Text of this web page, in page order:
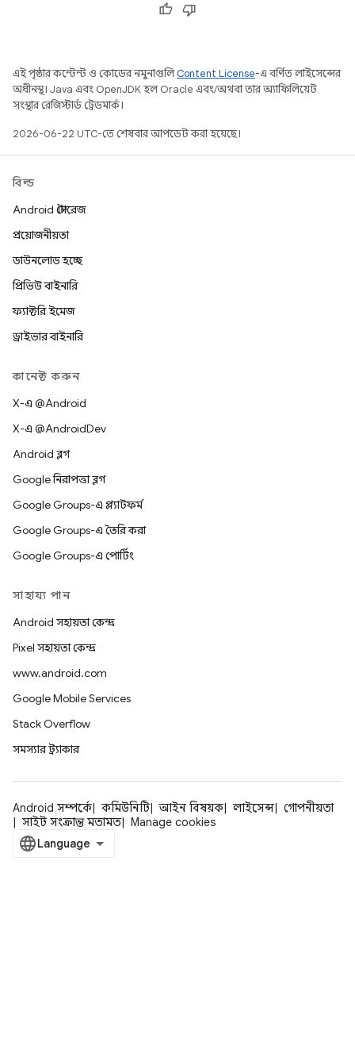
এই পৃষ্ঠার কন্টেন্ট ও কোডের নমুনাগুলিContent License-এ বর্ণিত লাইসেন্সের
অধীনস্থ। Java এবং OpenJDK হল Oracle এবং/অথবা তার অ্যাফিলিয়েট
সংস্থার রেজিস্টার্ড ট্রেডমার্ক।
2026-06-22 UTC-তে শেষবার আপডেট করা হয়েছে।
বিল্ড
Android স্টোরেজ
প্রয়োজনীয়তা
ডাউনলোড হচ্ছে
প্রিভিউ বাইনারি
ফ্যাক্টরি ইমেজ
ড্রাইভার বাইনারি
কানেক্ট করুন
X-এ @Android
X-এ @AndroidDev
Android ব্লগ
Google নিরাপত্তা ব্লগ
Google Groups-এ প্ল্যাটফর্ম
Google Groups-এ তৈরি করা
Google Groups-এ পোর্টিং
সাহায্য পান
Android সহায়তা কেন্দ্র
Pixel সহায়তা কেন্দ্র
www.android.com
Google Mobile Services
Stack Overflow
সমস্যার ট্র্যাকার
Android সম্পর্কে কমিউনিটি আইন বিষয়ক লাইসেন্স
গোপনীয়তা
সাইট সংক্রান্ত মতামত
Manage cookies